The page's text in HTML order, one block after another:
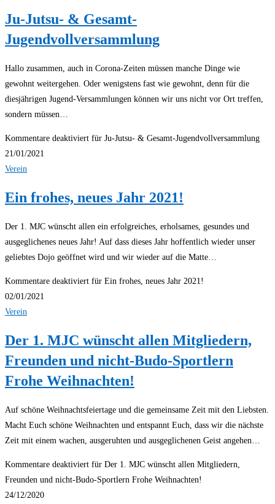
Ju-Jutsu- & Gesamt-
Jugendvollversammlung
Hallo zusammen, auch in Corona-Zeiten müssen manche Dinge wie
gewohnt weitergehen. Oder wenigstens fast wie gewohnt, denn für die
diesjährigen Jugend-Versammlungen können wir uns nicht vor Ort treffen,
sondern müssen…
Kommentare deaktiviert für Ju-Jutsu- & Gesamt-Jugendvollversammlung
21/01/2021
Verein
Ein frohes, neues Jahr 2021!
Der 1. MJC wünscht allen ein erfolgreiches, erholsames, gesundes und
ausgeglichenes neues Jahr! Auf dass dieses Jahr hoffentlich wieder unser
geliebtes Dojo geöffnet wird und wir wieder auf die Matte…
Kommentare deaktiviert für Ein frohes, neues Jahr 2021!
02/01/2021
Verein
Der 1. MJC wünscht allen Mitgliedern,
Freunden und nicht-Budo-Sportlern
Frohe Weihnachten!
Auf schöne Weihnachtsfeiertage und die gemeinsame Zeit mit den Liebsten.
Macht Euch schöne Weihnachten und entspannt Euch, dass wir die nächste
Zeit mit einem wachen, ausgeruhten und ausgeglichenen Geist angehen…
Kommentare deaktiviert für Der 1. MJC wünscht allen Mitgliedern,
Freunden und nicht-Budo-Sportlern Frohe Weihnachten!
24/12/2020